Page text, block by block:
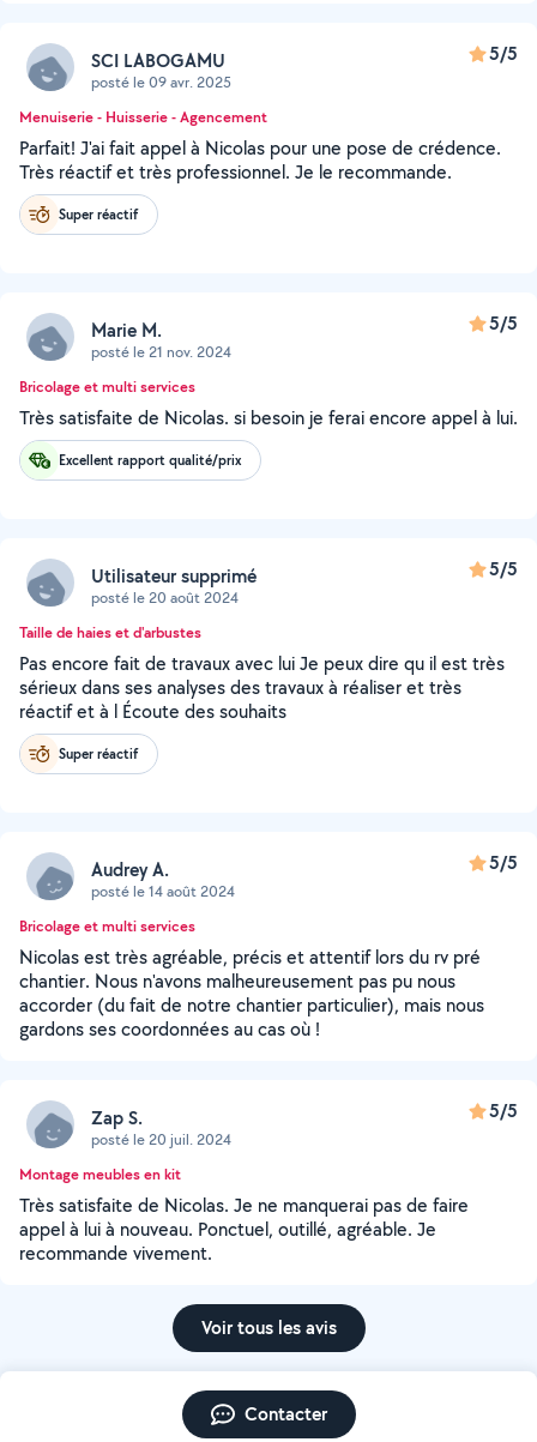
SCI LABOGAMU
posté le 09 avr. 2025
5/5
Menuiserie - Huisserie - Agencement
Parfait! J'ai fait appel à Nicolas pour une pose de crédence.
Très réactif et très professionnel. Je le recommande.
Super réactif
Marie M.
posté le 21 nov. 2024
5/5
Bricolage et multi services
Très satisfaite de Nicolas. si besoin je ferai encore appel à lui.
Excellent rapport qualité/prix
Utilisateur supprimé
posté le 20 août 2024
5/5
Taille de haies et d'arbustes
Pas encore fait de travaux avec lui Je peux dire qu il est très
sérieux dans ses analyses des travaux à réaliser et très
réactif et à l Écoute des souhaits
Super réactif
Audrey A.
posté le 14 août 2024
5/5
Bricolage et multi services
Nicolas est très agréable, précis et attentif lors du rv pré
chantier. Nous n'avons malheureusement pas pu nous
accorder (du fait de notre chantier particulier), mais nous
gardons ses coordonnées au cas où !
Zap S.
posté le 20 juil. 2024
5/5
Montage meubles en kit
Très satisfaite de Nicolas. Je ne manquerai pas de faire
appel à lui à nouveau. Ponctuel, outillé, agréable. Je
recommande vivement.
Voir tous les avis
Contacter